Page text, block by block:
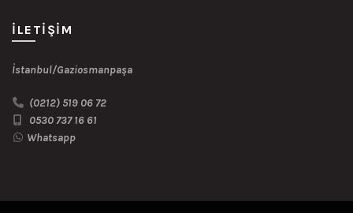
İLETIŞIM
İstanbul/Gaziosmanpaşa
(0212) 519 06 72
0530 737 16 61
Whatsapp